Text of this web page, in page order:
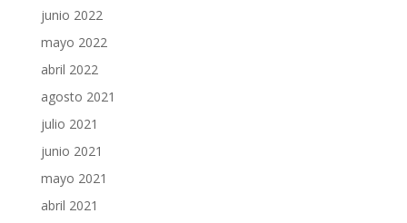
junio 2022
mayo 2022
abril 2022
agosto 2021
julio 2021
junio 2021
mayo 2021
abril 2021